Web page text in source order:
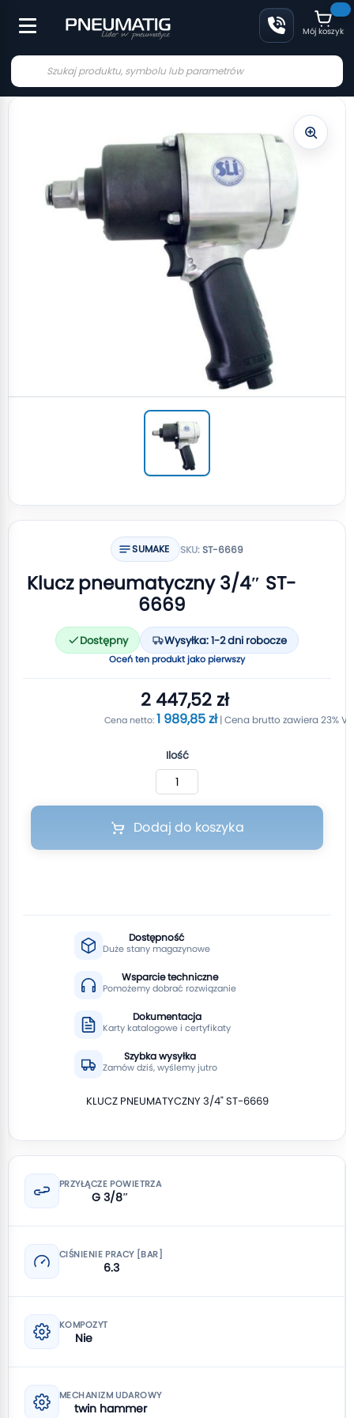
Mój koszyk
SUMAKE SKU:ST-6669
Klucz pneumatyczny 3/4″ ST-
6669
Dostępny Wysyłka: 1-2 dni robocze
Oceń ten produkt jako pierwszy
2 447,52 zł
1 989,85 zł
Ilość
Dodaj do koszyka
Dostępność
Duże stany magazynowe
Wsparcie techniczne
Pomożemy dobrać rozwiązanie
Dokumentacja
Karty katalogowe i certyfikaty
Szybka wysyłka
Zamów dziś, wyślemy jutro
KLUCZ PNEUMATYCZNY 3/4" ST-6669
PRZYŁĄCZE POWIETRZA
G 3/8″
CIŚNIENIE PRACY [BAR]
6.3
KOMPOZYT
Nie
MECHANIZM UDAROWY
twin hammer